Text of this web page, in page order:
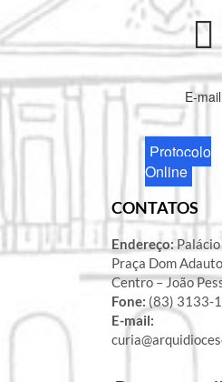
E-mail
Protocolo
Online
CONTATOS
Endereço:Palácio
Praça Dom
Centro – João
Fone: (83) 3133-
E-mail: